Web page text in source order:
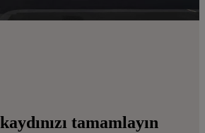
tamamlayın